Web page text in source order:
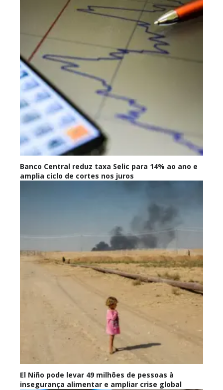
Banco Central reduz taxa Selic para 14% ao ano e
amplia ciclo de cortes nos juros
El Niño pode levar 49 milhões de pessoas à
insegurança alimentar e ampliar crise global